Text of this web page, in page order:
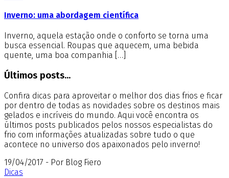
Inverno: uma abordagem científica
Inverno, aquela estação onde o conforto se torna uma
busca essencial. Roupas que aquecem, uma bebida
quente, uma boa companhia […]
Últimos posts...
Confira dicas para aproveitar o melhor dos dias frios e ficar
por dentro de todas as novidades sobre os destinos mais
gelados e incríveis do mundo. Aqui você encontra os
últimos posts publicados pelos nossos especialistas do
frio com informações atualizadas sobre tudo o que
acontece no universo dos apaixonados pelo inverno!
19/04/2017 - Por Blog Fiero
Dicas